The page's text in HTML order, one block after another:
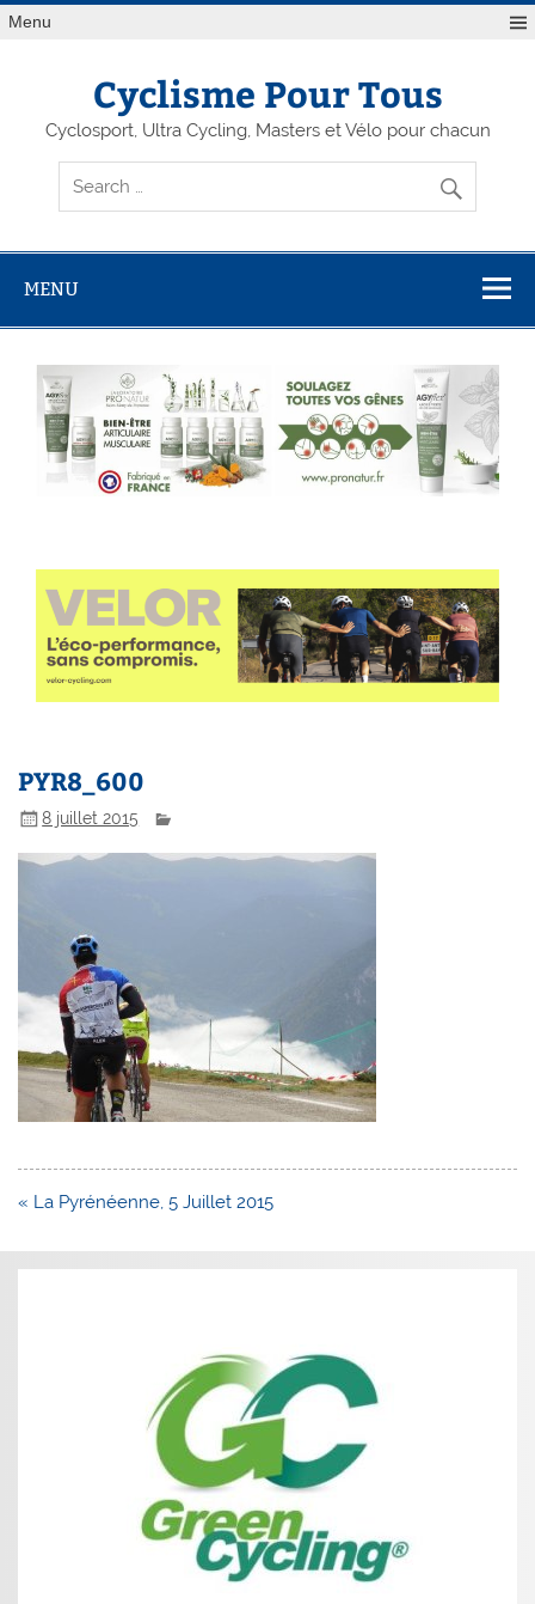
Menu
Cyclisme Pour Tous
Cyclosport, Ultra Cycling, Masters et Vélo pour chacun
MENU
PYR8_600
8 juillet 2015
Navigation
l’article
« La Pyrénéenne, 5 Juillet 2015